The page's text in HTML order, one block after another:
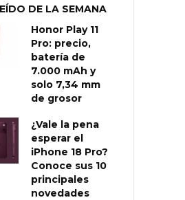
DE LA SEMANA
Honor Play 11
Pro: precio,
batería de
7.000 mAh y
solo 7,34 mm
de grosor
¿Vale la pena
esperar el
iPhone 18 Pro?
Conoce sus 10
principales
novedades